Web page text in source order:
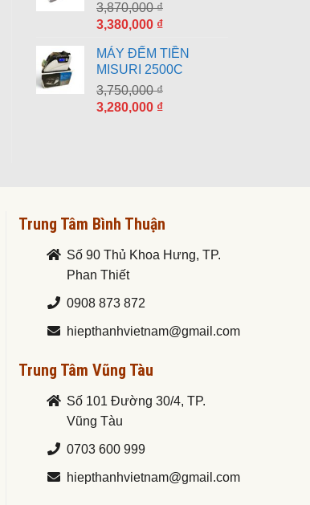
7,690,000 ₫.
3,870,000₫
Giá
là:
3,870,000 ₫.
3,380,000 ₫Giá
tại
là:
3,380,000 ₫.
MÁY ĐẾM TIỀN
MISURI 2500C
3,750,000₫
Giá
3,280,000 ₫Giá
Trung Tâm Bình Thuận
Số 90 Thủ Khoa Hưng, TP.
Phan Thiết
0908 873 872
hiepthanhvietnam@gmail.com
Trung Tâm Vũng Tàu
Số 101 Đường 30/4, TP.
Vũng Tàu
0703 600 999
hiepthanhvietnam@gmail.com